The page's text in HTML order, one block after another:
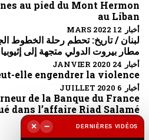
au pied du Mont Hermon
au Liban
أخبار 12 MARS 2022
مطار بيروت الدولي متجهة إلى إثيوبيا
أخبار 24 JANVIER 2020
elle engendrer la violence ?
أخبار 6 JUILLET 2020
de la Banque du France
dans l’affaire Riad Salamé
أخبار 6 OCTOBRE 2022
DERNIÈRES VIDÉOS
−
×